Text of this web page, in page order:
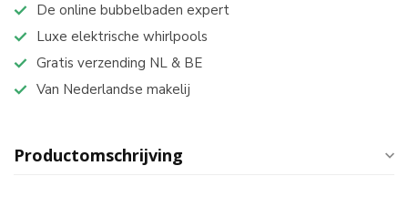
De online bubbelbaden expert
Luxe elektrische whirlpools
Gratis verzending NL & BE
Van Nederlandse makelij
Productomschrijving